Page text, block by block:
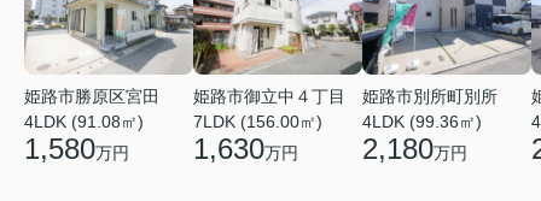
姫路市勝原区宮田
4LDK (91.08㎡)
1,580万円
姫路市御立中４丁目
7LDK (156.00㎡)
1,630万円
姫路市別所町別所
4LDK (99.36㎡)
2,180万円